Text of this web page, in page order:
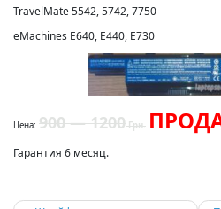
TravelMate 5542, 5742, 7750
eMachines E640, E440, E730
Цена: 900 — 1200Грн.
Гарантия 6 месяц.